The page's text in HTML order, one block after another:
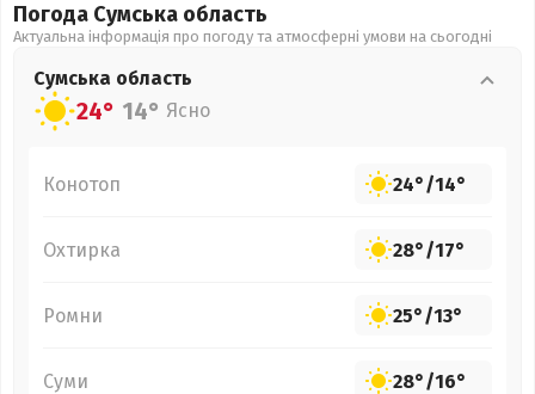
Погода Сумська область
Актуальна інформація про погоду та атмосферні умови на сьогодні
Сумська область
24° 14° Ясно
Конотоп 24°/14°
Охтирка 28°/17°
Ромни 25°/13°
Суми 28°/16°